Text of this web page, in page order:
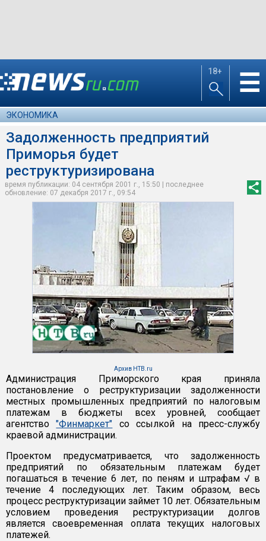
18+ ☰
ЭКОНОМИКА
Задолженность предприятий
Приморья будет
реструктуризирована
время публикации: 04 сентября 2001 г., 15:50 | последнее
обновление: 07 декабря 2017 г., 09:54
Архив НТВ.ru
Администрация Приморского края приняла
постановление о реструктуризации задолженности
местных промышленных предприятий по налоговым
платежам в бюджеты всех уровней, сообщает
агентство"Финмаркет" со ссылкой на пресс-службу
краевой администрации.
Проектом предусматривается, что задолженность
предприятий по обязательным платежам будет
погашаться в течение 6 лет, по пеням и штрафам √ в
течение 4 последующих лет. Таким образом, весь
процесс реструктуризации займет 10 лет. Обязательным
условием проведения реструктуризации долгов
является своевременная оплата текущих налоговых
платежей.